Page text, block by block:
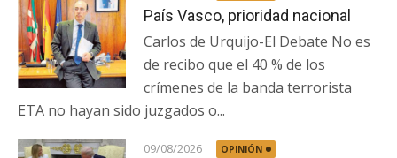
País Vasco, prioridad nacional
Carlos de Urquijo-El Debate No es
de recibo que el 40 % de los
crímenes de la banda terrorista
ETA no hayan sido juzgados o...
09/08/2026 OPINIÓN